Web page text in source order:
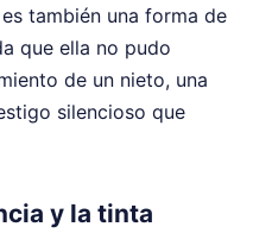
también una forma de
que ella no pudo
de un nieto, una
silencioso que
y la tinta